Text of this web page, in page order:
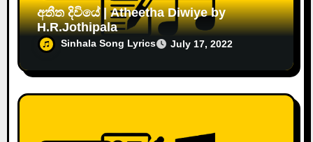
අතීත දිවියේ | Atheetha Diwiye by
H.R.Jothipala
Sinhala Song Lyrics July 17, 2022